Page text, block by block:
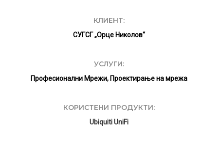
КЛИЕНТ:
СУГСГ „Орце Николов“
УСЛУГИ:
Професионални Мрежи, Проектирање на мрежа
КОРИСТЕНИ ПРОДУКТИ:
Ubiquiti UniFi